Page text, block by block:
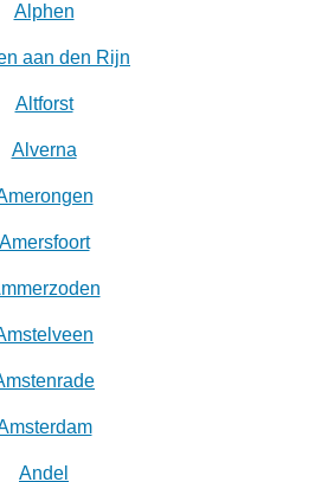
Alphen
aan den Rijn
Altforst
Alverna
Amersfoort
Andel